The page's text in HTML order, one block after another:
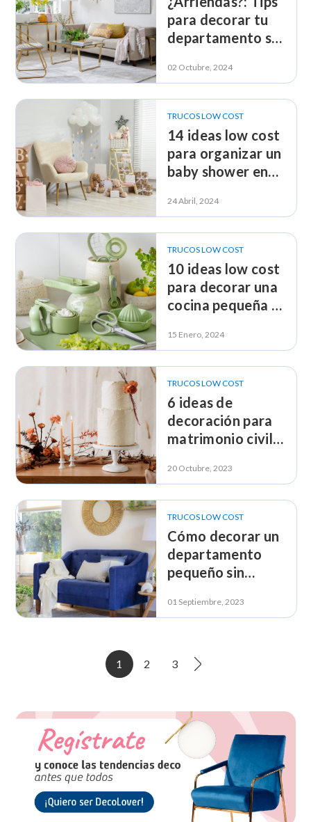
para decorar tu
departamento sin
02 Octubre, 2024
TRUCOS LOW COST
14 ideas low cost
para organizar un
baby shower en
24 Abril, 2024
TRUCOS LOW COST
10 ideas low cost
para decorar una
cocina pequeña y
15 Enero, 2024
TRUCOS LOW COST
6 ideas de
decoración para
matrimonio civil
mucho
20 Octubre, 2023
TRUCOS LOW COST
Cómo decorar un
departamento
pequeño sin
ideas
01 Septiembre, 2023
1 2 3